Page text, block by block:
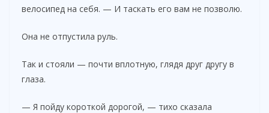
велосипед на себя. — И таскать его вам не позволю.
Она не отпустила руль.
Так и стояли — почти вплотную, глядя друг другу в
глаза.
— Я пойду короткой дорогой, — тихо сказала